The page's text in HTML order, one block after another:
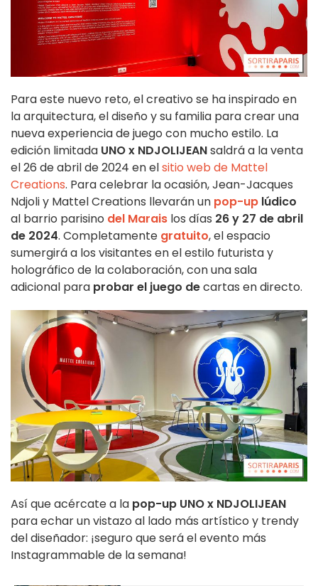
Para este nuevo reto, el creativo se ha inspirado en
la arquitectura, el diseño y su familia para crear una
nueva experiencia de juego con mucho estilo. La
edición limitada UNO x NDJOLIJEANsaldrá a la venta
el 26 de abril de 2024 en elsitio web de Mattel
Creations. Para celebrar la ocasión, Jean-Jacques
Ndjoli y Mattel Creations llevarán un pop-up lúdico
al barrio parisino del Marais los días 26 y 27 de abril
de 2024. Completamente gratuito, el espacio
sumergirá a los visitantes en el estilo futurista y
holográfico de la colaboración, con una sala
adicional para probar el juego decartas en directo.
Así que acércate a la pop-up UNO x NDJOLIJEAN
para echar un vistazo al lado más artístico y trendy
del diseñador: ¡seguro que será el evento más
Instagrammable de la semana!